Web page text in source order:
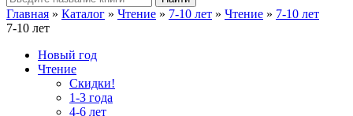
Главная » Каталог » Чтение » 7-10 лет » Чтение » 7-10 лет
7-10 лет
Новый год
Чтение
Скидки!
1-3 года
4-6 лет